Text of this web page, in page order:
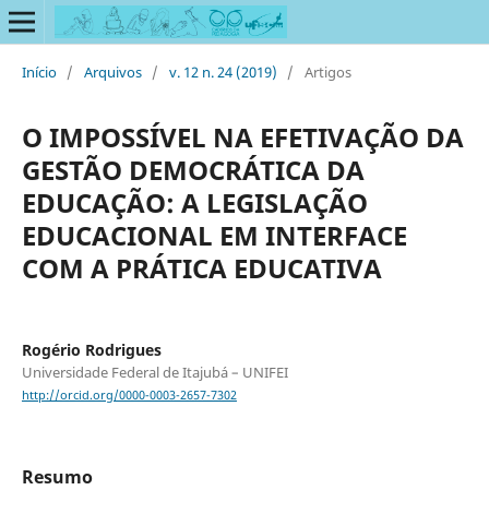
Início / Arquivos / v. 12 n. 24 (2019) / Artigos
O IMPOSSÍVEL NA EFETIVAÇÃO DA
GESTÃO DEMOCRÁTICA DA
EDUCAÇÃO: A LEGISLAÇÃO
EDUCACIONAL EM INTERFACE
COM A PRÁTICA EDUCATIVA
Rogério Rodrigues
Universidade Federal de Itajubá – UNIFEI
http://orcid.org/0000-0003-2657-7302
Resumo